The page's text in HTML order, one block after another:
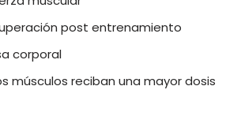
post entrenamiento
corporal
músculos reciban una mayor dosis